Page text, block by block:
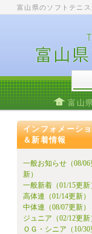
富山県のソフトテニ
富山
インフォメーシ
＆新着情報
一般お知らせ（08/06
新）
一般新着（01/15更新
高体連（01/14更新）
中体連（08/07更新）
ジュニア（02/12更新
ＯＧ・シニア（10/30